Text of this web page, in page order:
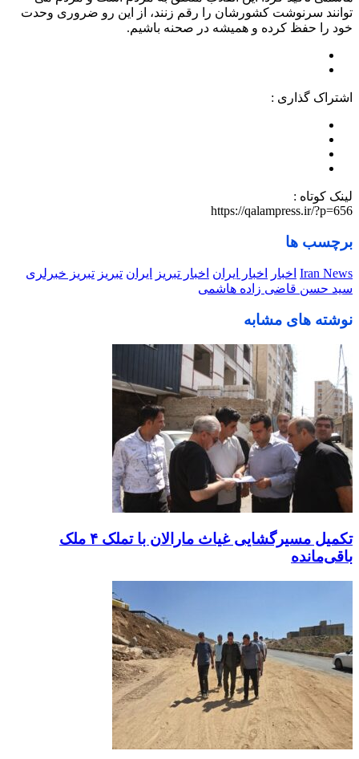
توانند سرنوشت کشورشان را رقم زنند، از این رو ضروری وحدت
خود را حفظ کرده و همیشه در صحنه باشیم.
اشتراک گذاری :
لینک کوتاه :
https://qalampress.ir/?p=656
برچسب ها
Iran News اخبار اخبار ایران اخبار تبریز ایران تبریز تبریز خبرلری
سید حسن قاضی زاده هاشمی
نوشته های مشابه
تکمیل مسیرگشایی غیاث مارالان با تملک ۴ ملک
باقی‌مانده